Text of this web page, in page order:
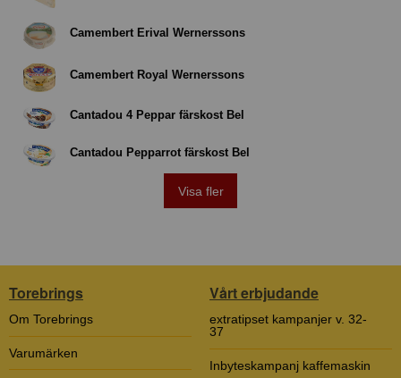
Camembert Erival Wernerssons
Camembert Royal Wernerssons
Cantadou 4 Peppar färskost Bel
Cantadou Pepparrot färskost Bel
Visa fler
Torebrings
Om Torebrings
Varumärken
Vårt erbjudande
extratipset kampanjer v. 32-
37
Inbyteskampanj kaffemaskin